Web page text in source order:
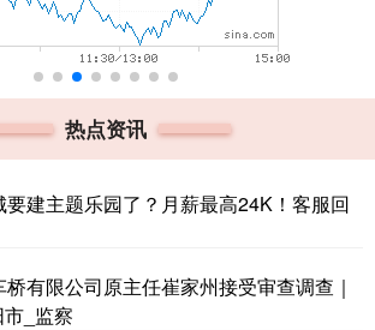
热点资讯
建主题乐园了？月薪最高24K！客服回
有限公司原主任崔家州接受审查调查｜
_监察